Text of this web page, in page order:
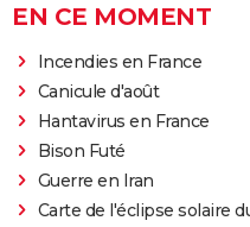
EN CE MOMENT
Incendies en France
Canicule d'août
Hantavirus en France
Bison Futé
Guerre en Iran
Carte de l'éclipse solaire